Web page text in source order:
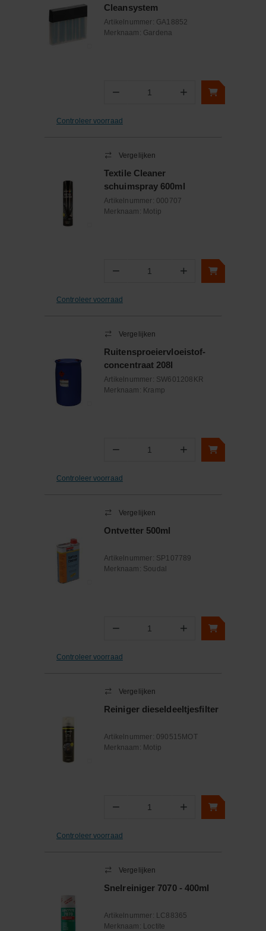
Cleansystem
Artikelnummer: GA18852
Merknaam: Gardena
− Aantal +
Controleer voorraad
Vergelijken
Textile Cleaner
schuimspray 600ml
Artikelnummer: 000707
Merknaam: Motip
− Aantal +
Controleer voorraad
Vergelijken
Ruitensproeiervloeistof-
concentraat 208l
Artikelnummer: SW601208KR
Merknaam: Kramp
− Aantal +
Controleer voorraad
Vergelijken
Ontvetter 500ml
Artikelnummer: SP107789
Merknaam: Soudal
− Aantal +
Controleer voorraad
Vergelijken
Reiniger dieseldeeltjesfilter
Artikelnummer: 090515MOT
Merknaam: Motip
− Aantal +
Controleer voorraad
Vergelijken
Snelreiniger 7070 - 400ml
Artikelnummer: LC88365
Merknaam: Loctite